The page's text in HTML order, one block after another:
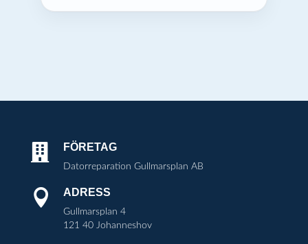
 FÖRETAG
Datorreparation Gullmarsplan AB
 ADRESS
Gullmarsplan 4
121 40 Johanneshov